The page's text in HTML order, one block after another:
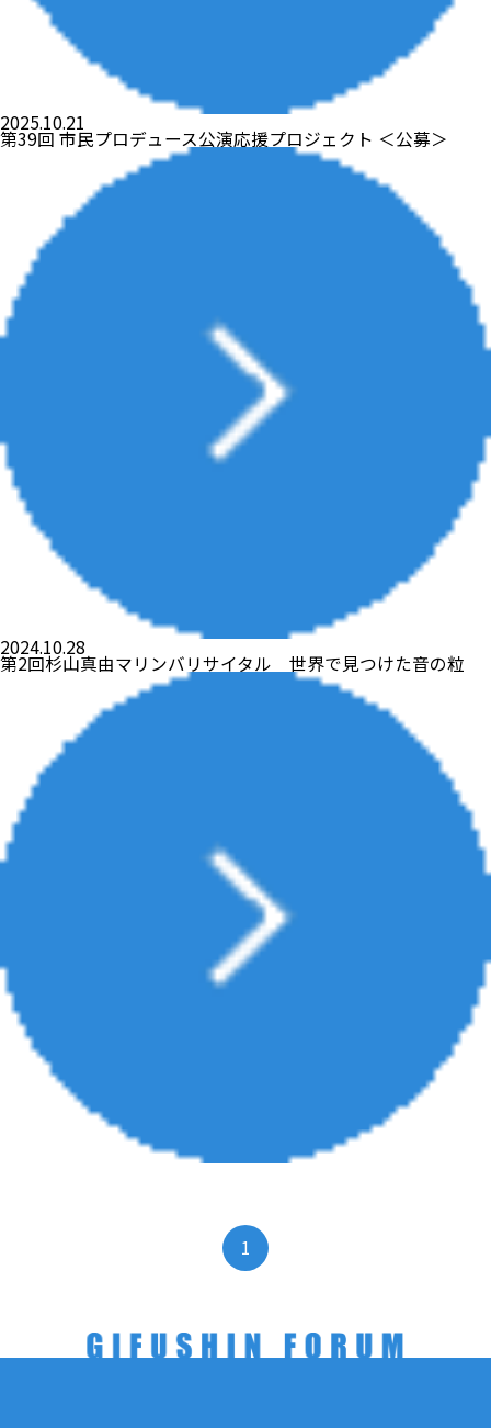
2025.10.21
第39回 市民プロデュース公演応援プロジェクト ＜公募＞
2024.10.28
第2回杉山真由マリンバリサイタル 世界で見つけた音の粒
1